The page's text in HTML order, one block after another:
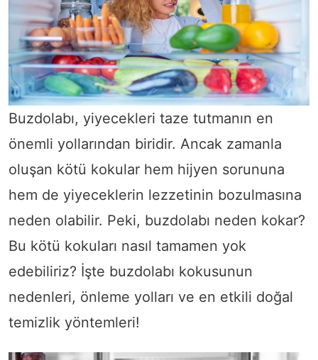
Buzdolabı, yiyecekleri taze tutmanın en
önemli yollarından biridir. Ancak zamanla
oluşan kötü kokular hem hijyen sorununa
hem de yiyeceklerin lezzetinin bozulmasına
neden olabilir. Peki, buzdolabı neden kokar?
Bu kötü kokuları nasıl tamamen yok
edebiliriz? İşte buzdolabı kokusunun
nedenleri, önleme yolları ve en etkili doğal
temizlik yöntemleri!